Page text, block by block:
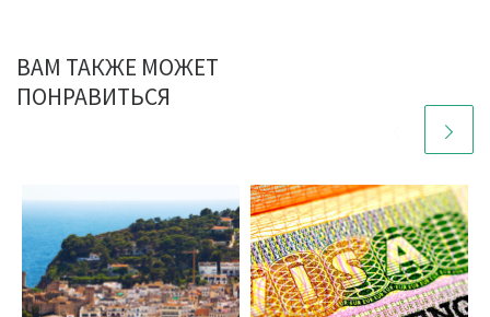
ВАМ ТАКЖЕ МОЖЕТ
ПОНРАВИТЬСЯ